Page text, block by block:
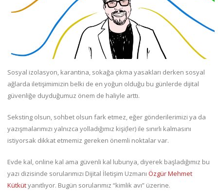
Sosyal izolasyon, karantina, sokağa çıkma yasakları derken sosyal
ağlarda iletişimimizin belki de en yoğun olduğu bu günlerde dijital
güvenliğe duyduğumuz önem de haliyle arttı.
Seksting olsun, sohbet olsun fark etmez, eğer gönderilerimizi ya da
yazışmalarımızı yalnızca yolladığımız kişi(ler) ile sınırlı kalmasını
istiyorsak dikkat etmemiz gereken önemli noktalar var.
Evde kal, online kal ama güvenli kal lubunya, diyerek başladığımız bu
yazı dizisinde sorularımızı Dijital İletişim Uzmanı Özgür Mehmet
Kütkütyanıtlıyor. Bugün sorularımız “kimlik avı” üzerine.